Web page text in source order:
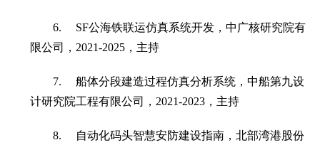
6. SF公海铁联运仿真系统开发，中广核研究院有
限公司， 2021-2025，主持
7.
船体分段建造过程仿真分析系统，中船第九设
计研究院工程有限公司， 2021-2023，主持
8.
自动化码头智慧安防建设指南，北部湾港股份